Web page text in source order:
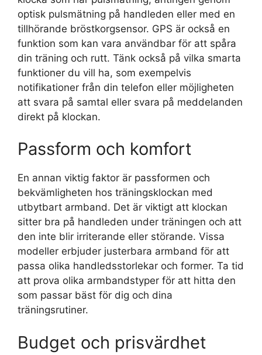
optisk pulsmätning på handleden eller med en
tillhörande bröstkorgsensor. GPS är också en
funktion som kan vara användbar för att spåra
din träning och rutt. Tänk också på vilka smarta
funktioner du vill ha, som exempelvis
notifikationer från din telefon eller möjligheten
att svara på samtal eller svara på meddelanden
direkt på klockan.
Passform och komfort
En annan viktig faktor är passformen och
bekvämligheten hos träningsklockan med
utbytbart armband. Det är viktigt att klockan
sitter bra på handleden under träningen och att
den inte blir irriterande eller störande. Vissa
modeller erbjuder justerbara armband för att
passa olika handledsstorlekar och former. Ta tid
att prova olika armbandstyper för att hitta den
som passar bäst för dig och dina
träningsrutiner.
Budget och prisvärdhet